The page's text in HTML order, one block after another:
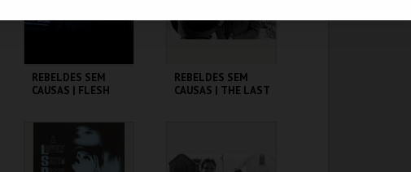
COMPRAR COMPRAR
REBELDES SEM
CAUSAS | FLESH
CINEMATECA
REBELDES SEM
CAUSAS | THE LAST